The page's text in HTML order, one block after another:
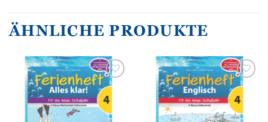
ÄHNLICHE PRODUKTE
Zur
Wunschliste
hinzufügen
Zur
Wunschliste
hinzufügen